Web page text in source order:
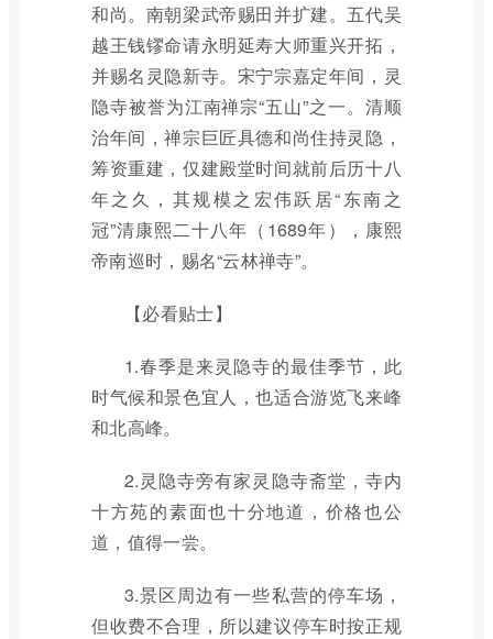
和尚。南朝梁武帝赐田并扩建。五代吴
越王钱镠命请永明延寿大师重兴开拓，
并赐名灵隐新寺。宋宁宗嘉定年间，灵
隐寺被誉为江南禅宗“五山”之一。清顺
治年间，禅宗巨匠具德和尚住持灵隐，
筹资重建，仅建殿堂时间就前后历十八
年之久，其规模之宏伟跃居“东南之
冠”清康熙二十八年（1689年），康熙
帝南巡时，赐名“云林禅寺”。
【必看贴士】
1.春季是来灵隐寺的最佳季节，此
时气候和景色宜人，也适合游览飞来峰
和北高峰。
2.灵隐寺旁有家灵隐寺斋堂，寺内
十方苑的素面也十分地道，价格也公
道，值得一尝。
3.景区周边有一些私营的停车场，
但收费不合理，所以建议停车时按正规